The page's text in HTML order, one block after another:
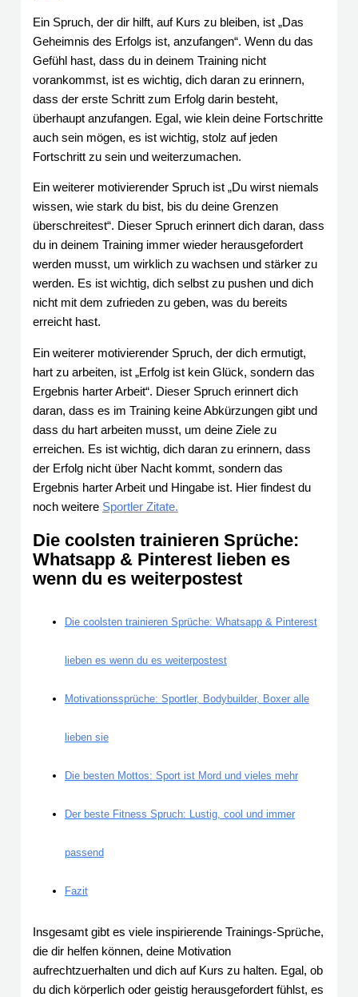
Ein Spruch, der dir hilft, auf Kurs zu bleiben, ist „Das
Geheimnis des Erfolgs ist, anzufangen“. Wenn du das
Gefühl hast, dass du in deinem Training nicht
vorankommst, ist es wichtig, dich daran zu erinnern,
dass der erste Schritt zum Erfolg darin besteht,
überhaupt anzufangen. Egal, wie klein deine Fortschritte
auch sein mögen, es ist wichtig, stolz auf jeden
Fortschritt zu sein und weiterzumachen.
Ein weiterer motivierender Spruch ist „Du wirst niemals
wissen, wie stark du bist, bis du deine Grenzen
überschreitest“. Dieser Spruch erinnert dich daran, dass
du in deinem Training immer wieder herausgefordert
werden musst, um wirklich zu wachsen und stärker zu
werden. Es ist wichtig, dich selbst zu pushen und dich
nicht mit dem zufrieden zu geben, was du bereits
erreicht hast.
Ein weiterer motivierender Spruch, der dich ermutigt,
hart zu arbeiten, ist „Erfolg ist kein Glück, sondern das
Ergebnis harter Arbeit“. Dieser Spruch erinnert dich
daran, dass es im Training keine Abkürzungen gibt und
dass du hart arbeiten musst, um deine Ziele zu
erreichen. Es ist wichtig, dich daran zu erinnern, dass
der Erfolg nicht über Nacht kommt, sondern das
Ergebnis harter Arbeit und Hingabe ist. Hier findest du
noch weitere Sportler Zitate.
Die coolsten trainieren Sprüche:
Whatsapp & Pinterest lieben es
wenn du es weiterpostest
Die coolsten trainieren Sprüche: Whatsapp & Pinterest
lieben es wenn du es weiterpostest
Motivationssprüche: Sportler, Bodybuilder, Boxer alle
lieben sie
Die besten Mottos: Sport ist Mord und vieles mehr
Der beste Fitness Spruch: Lustig, cool und immer
passend
Fazit
Insgesamt gibt es viele inspirierende Trainings-Sprüche,
die dir helfen können, deine Motivation
aufrechtzuerhalten und dich auf Kurs zu halten. Egal, ob
du dich körperlich oder geistig herausgefordert fühlst, es